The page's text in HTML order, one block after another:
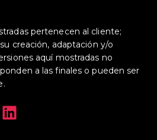
pertenecen al cliente;
creación, adaptación y/o
aquí mostradas no
a las finales o pueden ser